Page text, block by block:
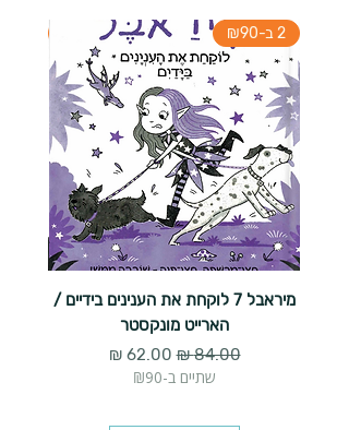
2 ב-₪90
מיראבל 7 לוקחת את הענינים בידיים /
הארייט מונקסטר
מחיר רגיל‏84.00 ‏₪ מחיר מבצע
שתיים ב-₪90